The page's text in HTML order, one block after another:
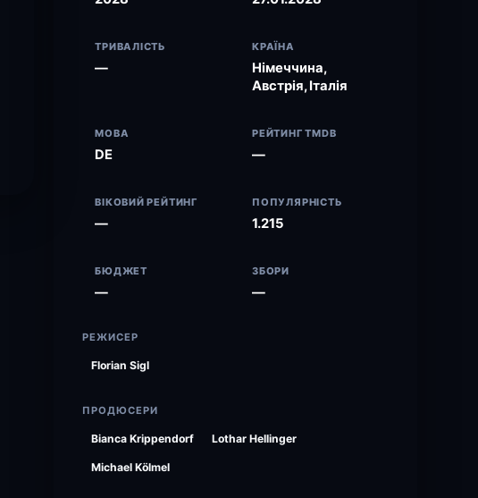
ТРИВАЛІСТЬ
—
КРАЇНА
Німеччина,
Австрія, Італія
МОВА
DE
РЕЙТИНГ TMDB
—
ВІКОВИЙ РЕЙТИНГ
—
ПОПУЛЯРНІСТЬ
1.215
БЮДЖЕТ
—
ЗБОРИ
—
РЕЖИСЕР
Florian Sigl
ПРОДЮСЕРИ
Bianca Krippendorf Lothar Hellinger
Michael Kölmel